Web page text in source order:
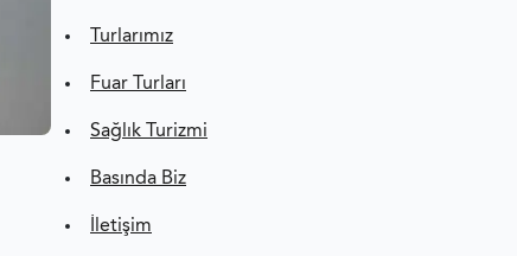
Turlarımız
Fuar Turları
Sağlık Turizmi
Basında Biz
İletişim